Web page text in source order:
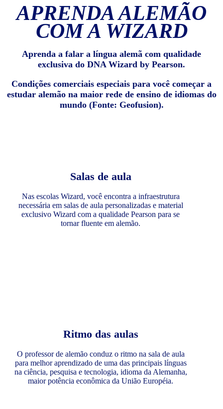
APRENDA ALEMÃO
COM A WIZARD
Aprenda a falar a língua alemã com qualidade
exclusiva do DNA Wizard by Pearson.
Condições comerciais especiais para você começar a
estudar alemão na maior rede de ensino de idiomas do
mundo (Fonte: Geofusion).
Salas de aula
Nas escolas Wizard, você encontra a infraestrutura
necessária em salas de aula personalizadas e material
exclusivo Wizard com a qualidade Pearson para se
tornar fluente em alemão.
Ritmo das aulas
O professor de alemão conduz o ritmo na sala de aula
para melhor aprendizado de uma das principais línguas
na ciência, pesquisa e tecnologia, idioma da Alemanha,
maior potência econômica da União Européia.